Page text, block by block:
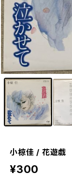
小椋佳 / 花遊戯
¥300